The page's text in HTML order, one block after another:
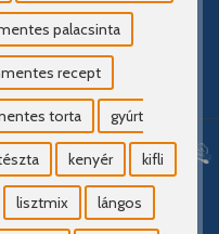
palacsinta
recept
torta gyúrt
kenyér kifli
lisztmix lángos